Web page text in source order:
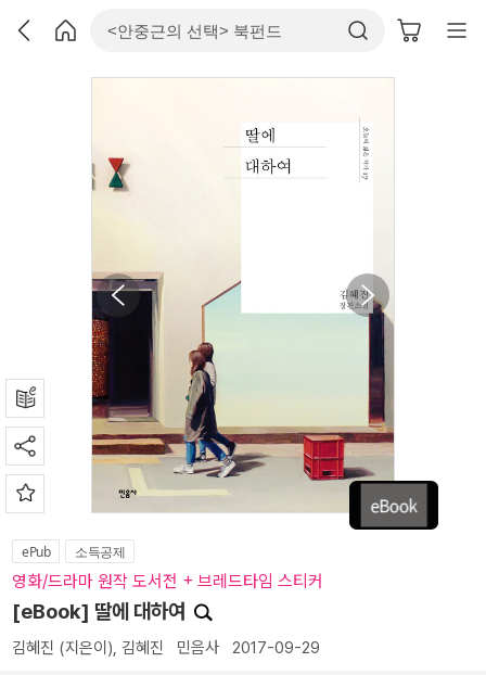
ePub 소득공제
영화/드라마 원작 도서전 + 브레드타임 스티커
[eBook] 딸에 대하여
김혜진 (지은이), 김혜진 민음사 2017-09-29